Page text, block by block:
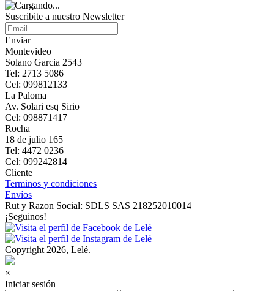
Suscribite a nuestro Newsletter
Enviar
Montevideo
Solano Garcia 2543
Tel: 2713 5086
Cel: 099812133
La Paloma
Av. Solari esq Sirio
Cel: 098871417
Rocha
18 de julio 165
Tel: 4472 0236
Cel: 099242814
Cliente
Terminos y condiciones
Envíos
Rut y Razon Social: SDLS SAS 218252010014
¡Seguinos!
Copyright 2026, Lelé.
×
Iniciar sesión